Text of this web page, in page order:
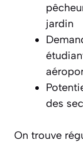
jardin
des
On trouve